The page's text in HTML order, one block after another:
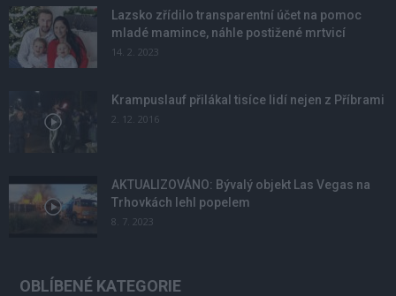
Lazsko zřídilo transparentní účet na pomoc
mladé mamince, náhle postižené mrtvicí
14. 2. 2023
Krampuslauf přilákal tisíce lidí nejen z Příbrami
2. 12. 2016
AKTUALIZOVÁNO: Bývalý objekt Las Vegas na
Trhovkách lehl popelem
8. 7. 2023
OBLÍBENÉ KATEGORIE